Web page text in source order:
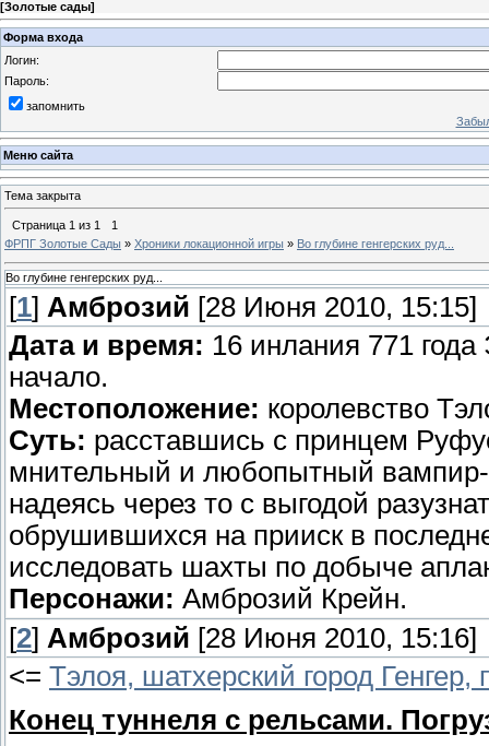
[Золотые сады]
Форма входа
Логин:
Пароль:
запомнить
Меню сайта
Тема закрыта
Страница 1 из 1
1
ФРПГ Золотые Сады » Хроники локационной игры » Во глубине генгерских руд...
Во глубине генгерских руд...
[1] Амброзий [28 Июня 2010, 15:15]
Дата и время: 16 инлания 771
начало.
Местоположение: королевство
Суть: расставшись с принцем
мнительный и любопытный
надеясь через то с выгодой
обрушившихся на прииск в
исследовать шахты по добыче
Персонажи: Амброзий Крейн.
[2] Амброзий [28 Июня 2010, 15:16]
<= Тэлоя, шатхерский город Генгер,
Конец туннеля с рельсами.